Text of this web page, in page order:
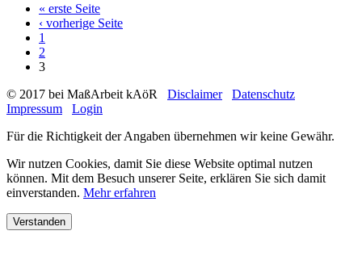
Seiten« erste Seite
‹ vorherige Seite
1
2
3
© 2017 bei MaßArbeit kAöR Disclaimer
Datenschutz
Impressum
Login
Für die Richtigkeit der Angaben übernehmen wir keine Gewähr.
Wir nutzen Cookies, damit Sie diese Website optimal nutzen
können. Mit dem Besuch unserer Seite, erklären Sie sich damit
einverstanden. Mehr erfahren
Verstanden